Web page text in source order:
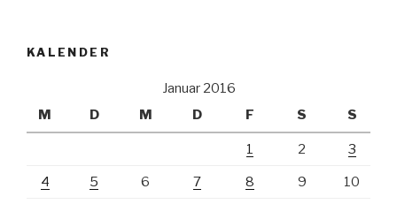
KALENDER
Januar 2016
M
D M D F S S
1 2 3
4 5 6 7 8 9 10